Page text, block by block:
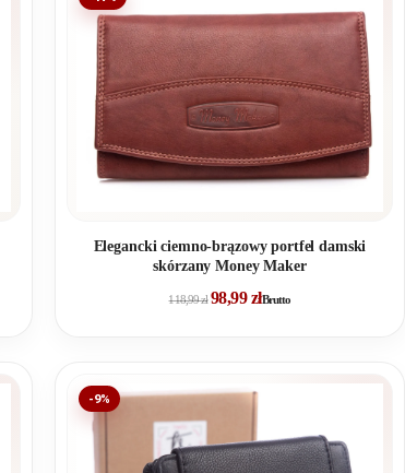
Elegancki ciemno-brązowy portfel damski
skórzany Money Maker
118,99zł 98,99złBrutto
-9%